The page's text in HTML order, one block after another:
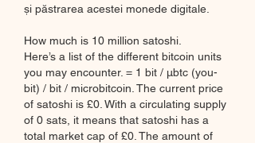
și păstrarea acestei monede digitale.
How much is 10 million satoshi.
Here’s a list of the different bitcoin units
you may encounter. = 1 bit / μbtc (you-
bit) / bit / microbitcoin. The current price
of satoshi is £0. With a circulating supply
of 0 sats, it means that satoshi has a
total market cap of £0. The amount of